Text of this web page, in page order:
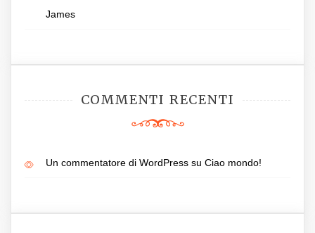
James
COMMENTI RECENTI
Un commentatore di WordPress su Ciao mondo!